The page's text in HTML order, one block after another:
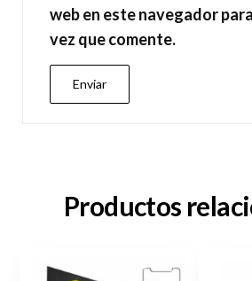
web en este navegador
vez que comente.
Productos